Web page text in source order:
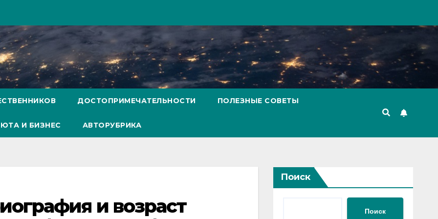
ДОСТОПРИМЕЧАТЕЛЬНОСТИ ПОЛЕЗНЫЕ СОВЕТЫ
И БИЗНЕС АВТОРУБРИКА
и возраст
Поиск
Поиск